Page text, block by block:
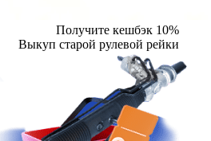
Получите кешбэк 10%
Выкуп старой рулевой рейки